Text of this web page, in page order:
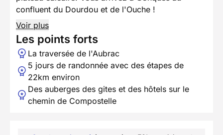
confluent du Dourdou et de l'Ouche !
Voir plus
Les points forts
La traversée de l'Aubrac
5 jours de randonnée avec des étapes de
22km environ
Des auberges des gites et des hôtels sur le
chemin de Compostelle